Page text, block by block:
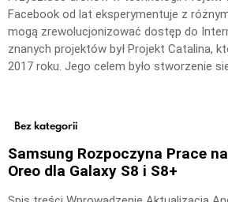
Facebook od lat eksperymentuje z
mogą zrewolucjonizować dostęp do
znanych projektów był Projekt Catalina,
2017 roku. Jego celem było stworzenie
Bez kategorii
Samsung Rozpoczyna Prace
Oreo dla Galaxy S8 i S8+